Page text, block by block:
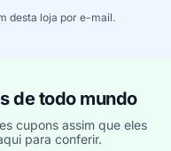
desta loja por e-mail.
de todo mundo
cupons assim que eles
para conferir.